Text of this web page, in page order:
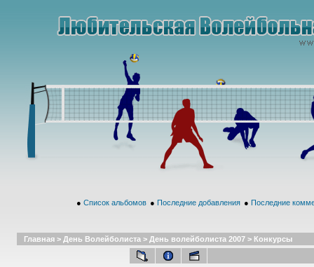
● Список альбомов ● Последние добавления ● Последние
Главная > День Волейболиста > День волейболиста 2007 > Конкурсы